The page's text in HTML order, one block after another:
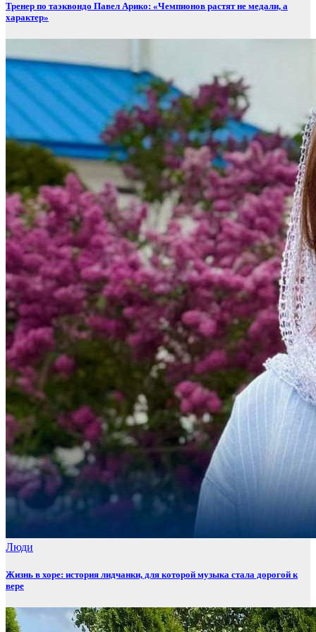
Тренер по таэквондо Павел Арико: «Чемпионов растят не медали, а
характер»
Люди
Жизнь в хоре: история лидчанки, для которой музыка стала дорогой к
вере